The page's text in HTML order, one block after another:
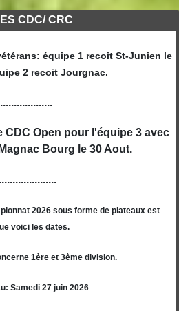
CDC/ CRC
équipe 1 recoit St-Junien le
2 recoit Jourgnac.
Open pour l'équipe 3 avec
Bourg le 30 Aout.
2026 sous forme de plateaux est
voici les dates.
1ère et 3ème division.
Samedi 27 juin 2026